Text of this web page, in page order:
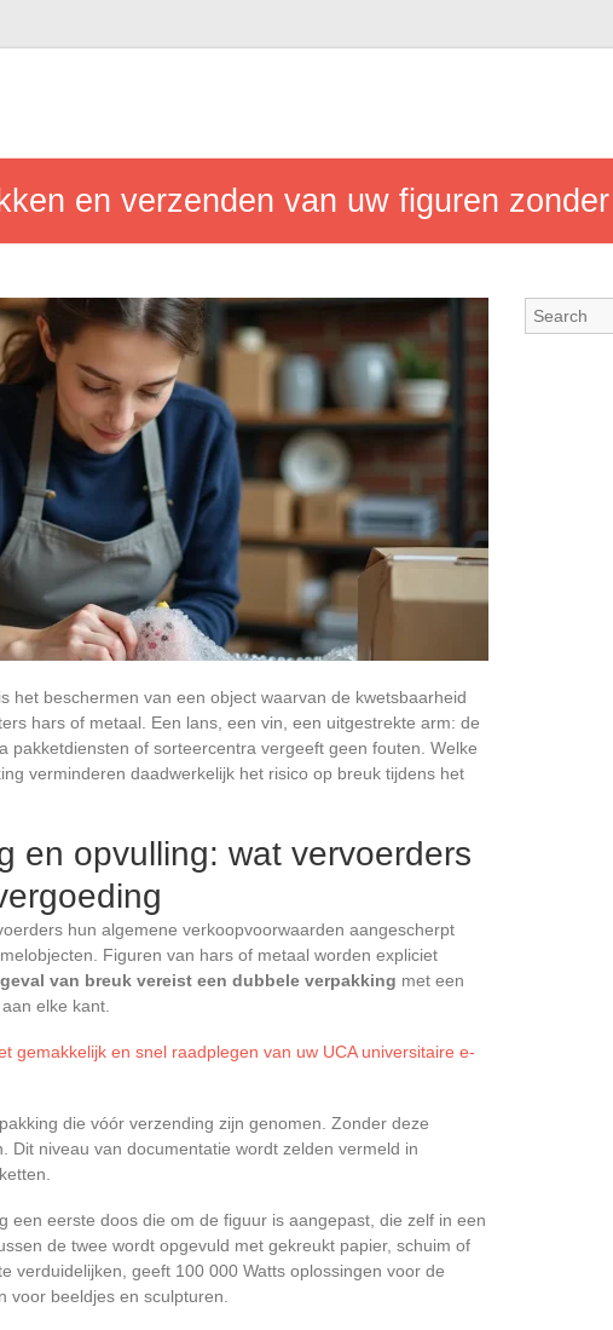
en verzenden van uw figuren
het beschermen van een object waarvan de kwetsbaarheid
hars of metaal. Een lans, een vin, een uitgestrekte arm: de
pakketdiensten of sorteercentra vergeeft geen fouten. Welke
verminderen daadwerkelijk het risico op breuk tijdens het
en opvulling: wat vervoerders
hun algemene verkoopvoorwaarden aangescherpt
Figuren van hars of metaal worden expliciet
van breuk vereist een dubbele verpakking met een
elke kant.
gemakkelijk en snel raadplegen van uw UCA universitaire e-
die vóór verzending zijn genomen. Zonder deze
Dit niveau van documentatie wordt zelden vermeld in
een eerste doos die om de figuur is aangepast, die zelf in een
de twee wordt opgevuld met gekreukt papier, schuim of
verduidelijken, geeft 100 000 Watts oplossingen voor de
voor beeldjes en sculpturen.